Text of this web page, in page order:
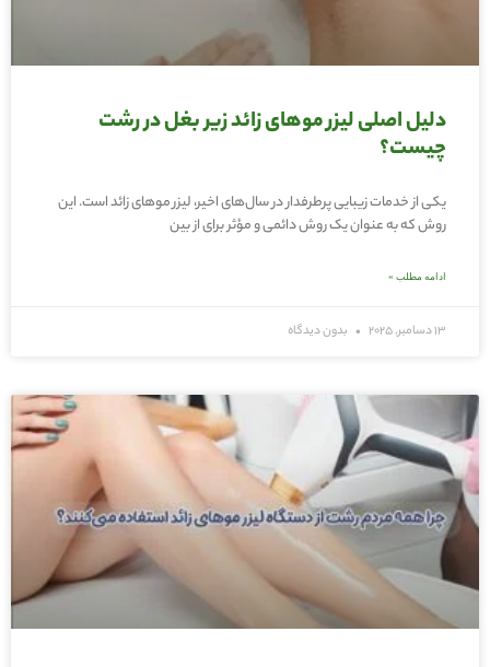
دلیل اصلی لیزر موهای زائد زیر بغل در رشت
چیست؟
یکی از خدمات زیبایی پرطرفدار در سال‌های اخیر، لیزر موهای زائد است. این
روش که به عنوان یک روش دائمی و مؤثر برای از بین
ادامه مطلب »
13 دسامبر, 2025 بدون دیدگاه